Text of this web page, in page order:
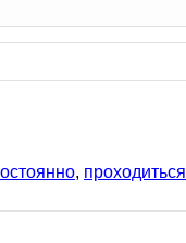
, проходиться